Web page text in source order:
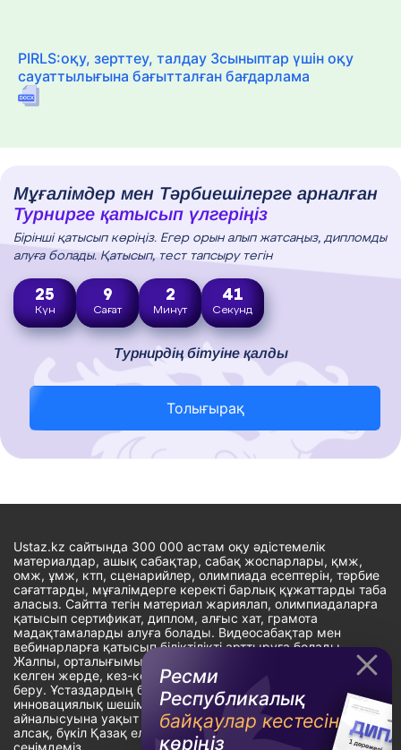
Ресми
Республикалық
байқаулар кестесін
көріңіз
PIRLS:оқу, зерттеу, талдау 3сыныптар үшін оқу
сауаттылығына бағытталған бағдарлама
Мұғалімдер мен Тәрбиешілерге арналған
Турнирге қатысып үлгеріңіз
Бірінші қатысып көріңіз. Егер орын алып жатсаңыз, дипломды
алуға болады. Қатысып, тест тапсыру тегін
25
Күн
9
Сағат
2
Минут
40
Секунд
Турнирдің бітуіне қалды
Толығырақ
Ustaz.kz сайтында 300 000 астам оқу әдістемелік
материалдар, ашық сабақтар, сабақ жоспарлары, қмж,
омж, ұмж, ктп, сценарийлер, олимпиада есептерін, тәрбие
сағаттарды, мұғалімдерге керекті барлық құжаттарды таба
аласыз. Сайтта тегін материал жариялап, олимпиадаларға
қатысып сертификат, диплом, алғыс хат, грамота
мадақтамаларды алуға болады. Видеосабақтар мен
вебинарларға қатысып біліктілікті арттыруға болады.
Жалпы, орталығымыздың басты мақсаты: ұстаздарға кез-
келген жерде, кез-келген уақытта білім алуына мүмкіндік
беру. Ұстаздардың барлық өзекті мәселелеріне
инновациялық шешім тауып, шығармашылық жұмыспен
айналысуына уақыт сыйлау. «Ұстаздарға сапалы білім бере
алсақ, бүкіл Қазақ еліне білім бере аламыз» - деген
сенімдеміз.